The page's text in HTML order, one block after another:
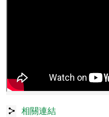
相關連結